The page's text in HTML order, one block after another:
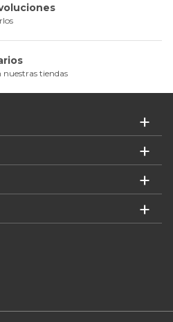
nuestras tiendas